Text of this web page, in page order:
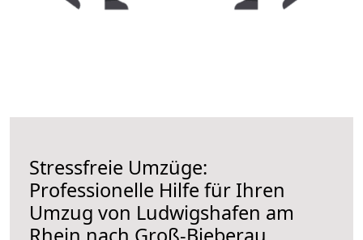
Stressfreie Umzüge:
Professionelle Hilfe für Ihren
Umzug von Ludwigshafen am